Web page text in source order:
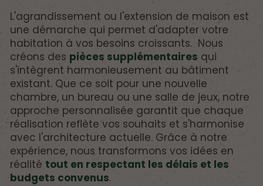
L'agrandissement ou l'extension de maison est
une démarche qui permet d'adapter votre
habitation à vos besoins croissants. Nous
créons des pièces supplémentaires qui
s'intègrent harmonieusement au bâtiment
existant. Que ce soit pour une nouvelle
chambre, un bureau ou une salle de jeux, notre
approche personnalisée garantit que chaque
réalisation reflète vos souhaits et s'harmonise
avec l'architecture actuelle. Grâce à notre
expérience, nous transformons vos idées en
réalité tout en respectant les délais et les
budgets convenus.